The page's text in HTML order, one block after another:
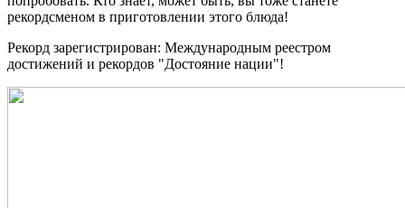
рекордсменом в приготовлении этого блюда!
Рекорд зарегистрирован: Международным реестром
достижений и рекордов "Достояние нации"!